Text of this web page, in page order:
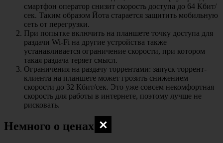
смартфон оператор снизит скорость доступа до 64 Кбит/
сек. Таким образом Йота старается защитить мобильную
сеть от перегрузки.
При попытке включить на планшете точку доступа для
раздачи Wi-Fi на другие устройства также
устанавливается ограничение скорости, при котором
такая раздача теряет смысл.
Ограничения на раздачу торрентами: запуск торрент-
клиента на планшете может грозить снижением
скорости до 32 Кбит/сек. Это уже совсем некомфортная
скорость для работы в интернете, поэтому лучше не
рисковать.
Немного о ценах